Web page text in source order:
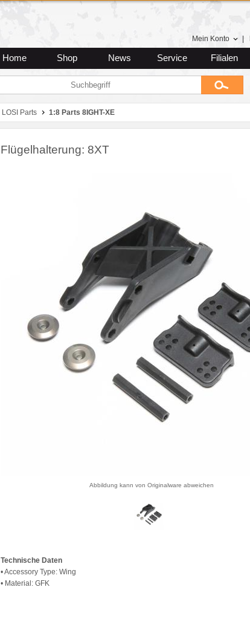
Mein Konto
Home Shop News Service Filialen
LOSI Parts 1:8 Parts 8IGHT-XE
Flügelhalterung: 8XT
Abbildung kann von Originalware abweichen
Technische Daten
• Accessory Type: Wing
• Material: GFK